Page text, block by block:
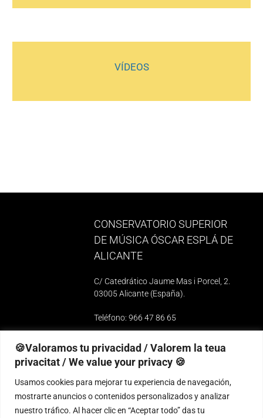
🍪Valoramos tu privacidad / Valorem la teua
privacitat / We value your privacy 🍪
Usamos cookies para mejorar tu experiencia de navegación,
mostrarte anuncios o contenidos personalizados y analizar
nuestro tráfico. Al hacer clic en “Aceptar todo” das tu
VÍDEOS
CONSERVATORIO SUPERIOR
DE MÚSICA ÓSCAR ESPLÁ DE
ALICANTE
C/ Catedrático Jaume Mas i Porcel, 2.
03005 Alicante (España)
Teléfono: 966 47 86 65
e-mail: 03010739@iseacv.gva.es
Contacta con nosotros